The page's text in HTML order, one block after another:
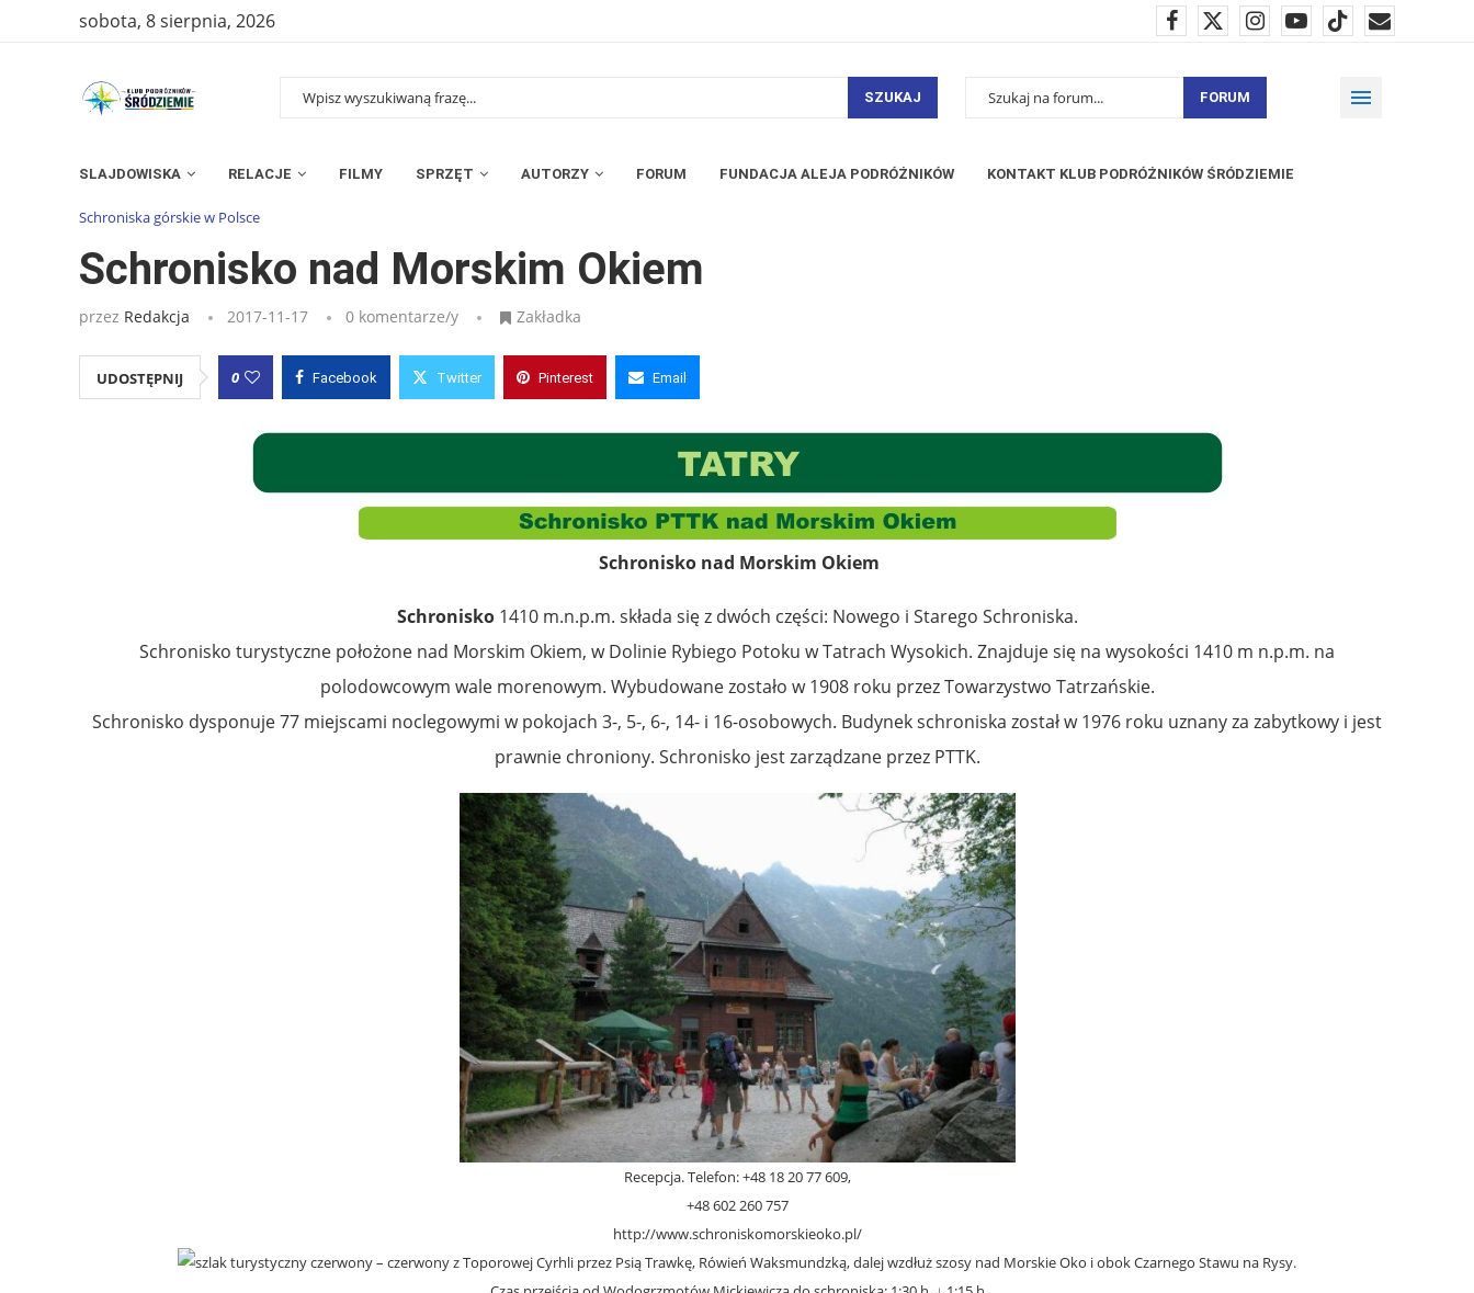
sobota, 8 sierpnia, 2026
SZUKAJ FORUM
SLAJDOWISKA RELACJE FILMY SPRZĘT AUTORZY FORUM FUNDACJA ALEJA PODRÓŻNIKÓW KONTAKT KLUB PODRÓŻNIKÓW ŚRÓDZIEMIE
Strona główna» Wpisy »Schronisko nad Morskim Okiem
Schroniska górskie w Polsce
Schronisko nad Morskim Okiem
przez Redakcja 2017-11-17 0 komentarze/y Zakładka
UDOSTĘPNIJ 0 Facebook Twitter Pinterest Email
Schronisko nad Morskim Okiem
Schronisko 1410 m.n.p.m. składa się z dwóch części: Nowego i Starego Schroniska.
Schronisko turystyczne położone nad Morskim Okiem, w Dolinie Rybiego Potoku w Tatrach Wysokich. Znajduje się na wysokości 1410 m n.p.m. na
polodowcowym wale morenowym. Wybudowane zostało w 1908 roku przez Towarzystwo Tatrzańskie.
Schronisko dysponuje 77 miejscami noclegowymi w pokojach 3-, 5-, 6-, 14- i 16-osobowych. Budynek schroniska został w 1976 roku uznany za zabytkowy i jest
prawnie chroniony. Schronisko jest zarządzane przez PTTK.
Recepcja. Telefon: +48 18 20 77 609,
+48 602 260 757
http://www.schroniskomorskieoko.pl/
– czerwony z Toporowej Cyrhli przez Psią Trawkę, Rówień Waksmundzką, dalej wzdłuż szosy nad Morskie Oko i obok Czarnego Stawu na Rysy.